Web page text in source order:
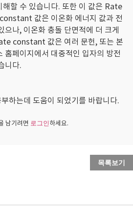
해할 수 있습니다. 또한 이 값은 Rate
값은 이온화 에너지 값과 전
으나, 이온화 충돌 단면적에 더 크게
constant 값은 여러 문헌, 또는 본
홈페이지에서 대중적인 입자의 방전
니다.
하는데 도움이 되었기를 바랍니다.
남기려면 로그인 하세요.
목록보기